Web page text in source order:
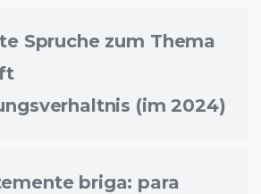
Spruche zum Thema
(im 2024)
briga: para